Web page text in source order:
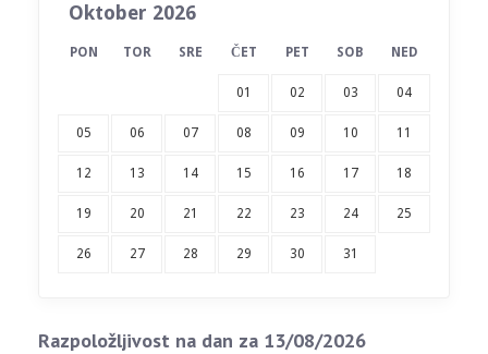
Oktober 2026
PON TOR SRE ČET PET SOB NED
01 02 03 04
05 06 07 08 09 10 11
12 13 14 15 16 17 18
19 20 21 22 23 24 25
26 27 28 29 30 31
Razpoložljivost na dan za 13/08/2026